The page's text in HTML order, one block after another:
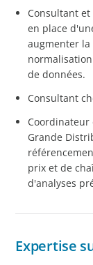
Consultant et
en place
augmenter
de données.
Consultant
Coordinateur
Grande
prix et de
d'analyses
Expertise